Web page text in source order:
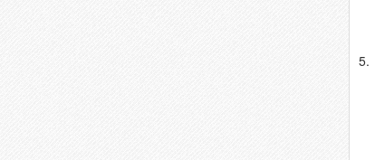
5.